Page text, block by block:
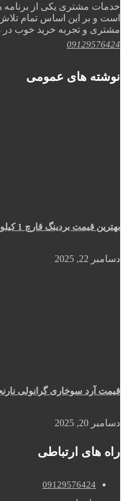
خدمات مشتری یکی از
است و بر این اساس تمام
مشتری و تجربه خرید خوب
09129576424
نوشته های عمومی
بهترین قیمت بردینگ قارچ 1 کیلویی در آذر ۱۴۰۴
دسامبر 22, 2025
قیمت آرد سوخاری گرانولی نارنجی آینز ۲ کیلویی
دسامبر 20, 2025
راه های ارتباطی
09129576424